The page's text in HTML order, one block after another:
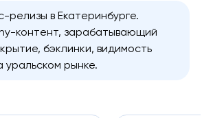
релизы в Екатеринбурге.
контент, зарабатывающий
бэклинки, видимость
уральском рынке.